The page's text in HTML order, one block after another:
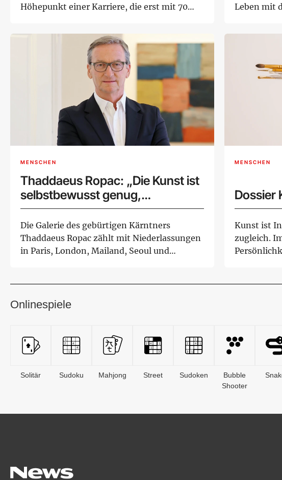
Höhepunkt einer Karriere, die erst mit 70
Leben mit
MENSCHEN
Thaddaeus Ropac: „Die Kunst ist
selbstbewusst genug,
Widerstand zu leisten“
Die Galerie des gebürtigen Kärntners
Thaddaeus Ropac zählt mit Niederlassungen
in Paris, London, Mailand, Seoul und
MENSCHEN
Dossier
Kunst ist
zugleich.
Onlinespiele
Solitär Sudoku Mahjong Street Sudoken
Bubble
Shooter